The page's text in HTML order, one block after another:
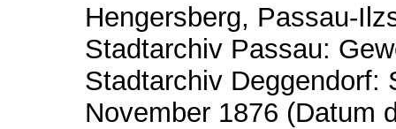
Hengersberg, Passau-
Stadtarchiv Passau:
Stadtarchiv Deggendorf:
November 1876 (Datum